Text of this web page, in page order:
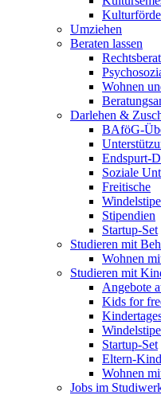
Umziehen
Beraten lassen
Wohnen
Darlehen &
BAföG-
Endspurt-
Soziale
Freitische
Stipendien
Startup-Set
Studieren mit
Wohnen
Studieren mit
Angebote
Kids for
Startup-Set
Eltern-
Wohnen
Jobs im